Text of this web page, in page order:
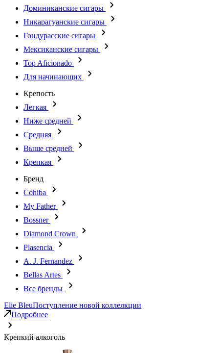
Доминиканские сигары
Никарагуанские сигары
Гондурасские сигары
Мексиканские сигары
Top Aficionado
Для начинающих
Крепость
Легкая
Ниже средней
Средняя
Выше средней
Крепкая
Бренд
Cohiba
My Father
Bossner
Diamond Crown
Plasencia
A. J. Fernandez
Bellas Artes
Все бренды
Elie BleuПоступление новой коллелкции
Подробнее
Крепкий алкоголь